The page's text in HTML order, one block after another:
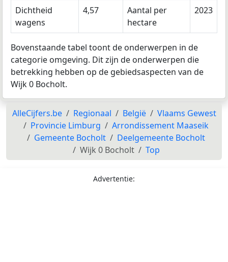
Dichtheid
wagens
4,57
Aantal per
hectare
2023
Bovenstaande tabel toont de onderwerpen in de
categorie omgeving. Dit zijn de onderwerpen die
betrekking hebben op de gebiedsaspecten van de
Wijk 0 Bocholt.
AlleCijfers.be Regionaal België
Vlaams Gewest
Provincie Limburg
Arrondissement Maaseik
Gemeente Bocholt
Deelgemeente Bocholt
Wijk 0 Bocholt
Top
Advertentie: